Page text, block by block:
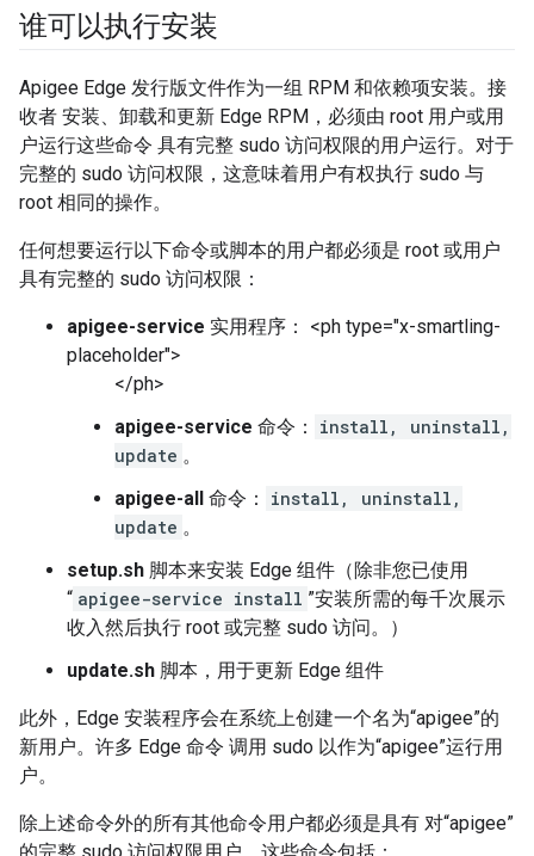
谁可以执行安装
Apigee Edge 发行版文件作为一组 RPM 和依赖项安装。接
收者 安装、卸载和更新 Edge RPM，必须由 root 用户或用
户运行这些命令 具有完整 sudo 访问权限的用户运行。对于
完整的 sudo 访问权限，这意味着用户有权执行 sudo 与
root 相同的操作。
任何想要运行以下命令或脚本的用户都必须是 root 或用户
具有完整的 sudo 访问权限：
apigee-service 实用程序： <ph type="x-smartling-
placeholder">
</ph>
apigee-service 命令：
install, uninstall,
update 。
apigee-all 命令：
install, uninstall,
update 。
setup.sh 脚本来安装 Edge 组件（除非您已使用
“ apigee-service install ”安装所需的每千次展示
收入然后执行 root 或完整 sudo 访问。）
update.sh 脚本，用于更新 Edge 组件
此外，Edge 安装程序会在系统上创建一个名为“apigee”的
新用户。许多 Edge 命令 调用 sudo 以作为“apigee”运行用
户。
除上述命令外的所有其他命令用户都必须是具有 对“apigee”